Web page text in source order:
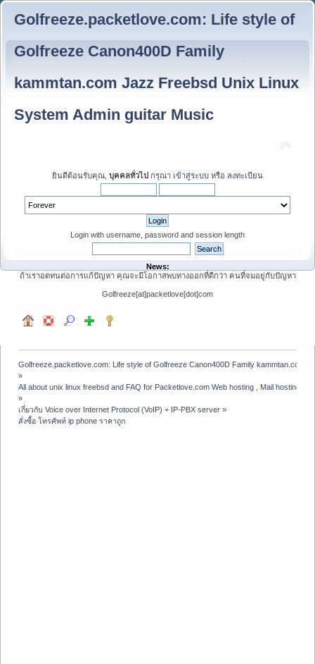
Golfreeze.packetlove.com: Life style of
Golfreeze Canon400D Family
kammtan.com Jazz Freebsd Unix Linux
System Admin guitar Music
ยินดีต้อนรับคุณ, บุคคลทั่วไป กรุณา เข้าสู่ระบบ หรือ ลงทะเบียน
Login with username, password and session length
News:
ถ้าเราอดทนต่อการแก้ปัญหา คุณจะมีโอกาสพบทางออกที่ดีกว่า คนที่จมอยู่กับปัญหา
Golfreeze[at]packetlove[dot]com
Golfreeze.packetlove.com: Life style of Golfreeze Canon400D Family kammtan.com
»
All about unix linux freebsd and FAQ for Packetlove.com Web hosting , Mail hosting ,
»
เกี่ยวกับ Voice over Internet Protocol (VoIP) + IP-PBX server »
สั่งซื้อ โทรศัพท์ ip phone ราคาถูก